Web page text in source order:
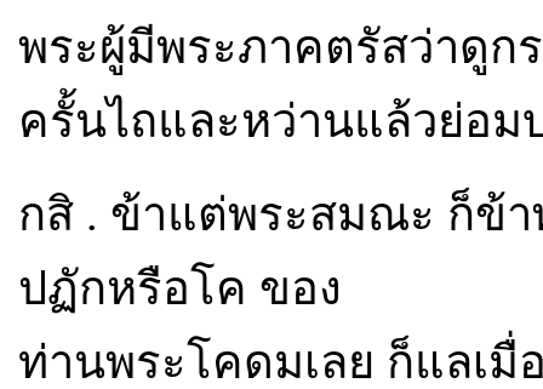
พระผู้มีพระภาคตรัสว่าดูก
ครั้นไถและหว่านแล้วย่อม
กสิ . ข้าแต่พระสมณะ ก็ข้า
ปฏักหรือโค ของ
ท่านพระโคดมเลย ก็แลเ